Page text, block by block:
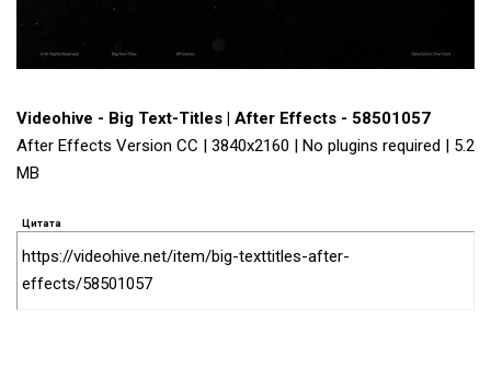
Videohive - Big Text-Titles | After Effects - 58501057
After Effects Version CC | 3840x2160 | No plugins required | 5.2
MB
Цитата
https://videohive.net/item/big-texttitles-after-
effects/58501057